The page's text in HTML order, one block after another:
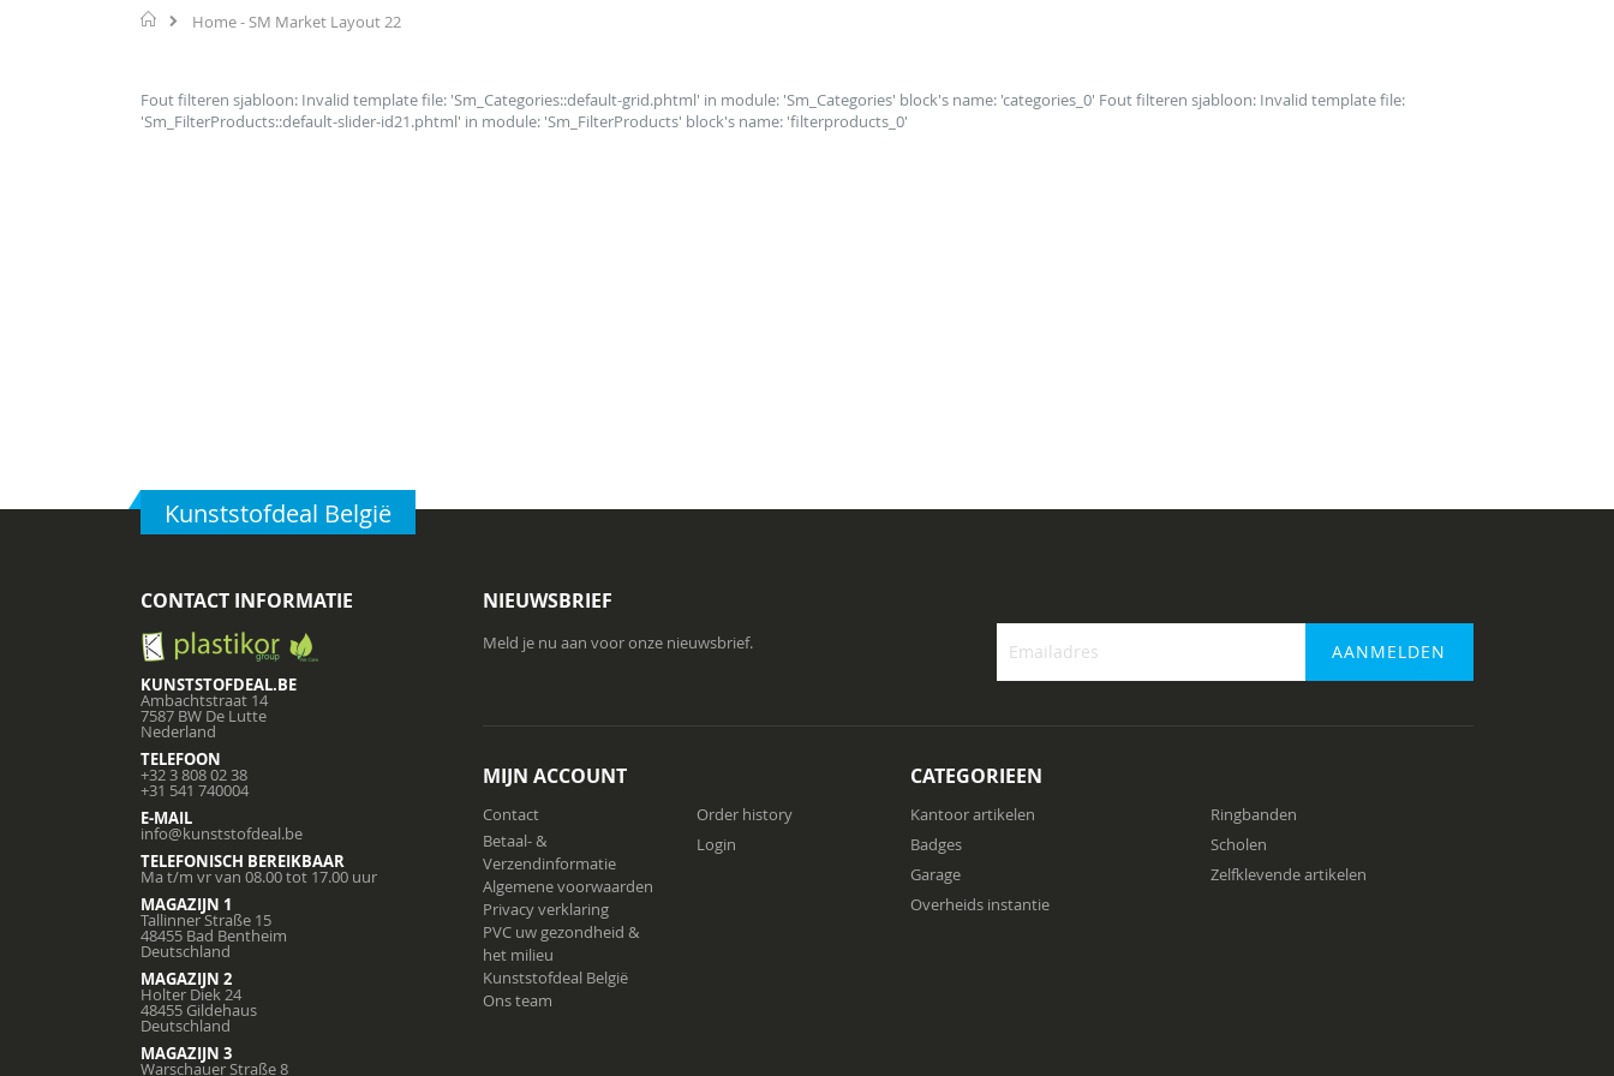
Home
Home - SM Market Layout 22
Fout filteren sjabloon: Invalid template file: 'Sm_Categories::default-grid.phtml' in module: 'Sm_Categories' block's name: 'categories_0' Fout filteren sjabloon: Invalid template file:
'Sm_FilterProducts::default-slider-id21.phtml' in module: 'Sm_FilterProducts' block's name: 'filterproducts_0'
Kunststofdeal België
CONTACT INFORMATIE
KUNSTSTOFDEAL.BE
Ambachtstraat 14
7587 BW De Lutte
Nederland
TELEFOON
+32 3 808 02 38
+31 541 740004
E-MAIL
info@kunststofdeal.be
TELEFONISCH BEREIKBAAR
Ma t/m vr van 08.00 tot 17.00 uur
MAGAZIJN 1
Tallinner Straße 15
48455 Bad Bentheim
Deutschland
MAGAZIJN 2
Holter Diek 24
48455 Gildehaus
Deutschland
MAGAZIJN 3
Warschauer Straße 8
NIEUWSBRIEF
Meld je nu aan voor onze nieuwsbrief.
nieuwsbrief
AANMELDEN
MIJN ACCOUNT
Contact
Betaal- &
Verzendinformatie
Algemene voorwaarden
Privacy verklaring
PVC uw gezondheid &
het milieu
Kunststofdeal België
Ons team
Order history
Login
CATEGORIEEN
Kantoor artikelen
Badges
Garage
Overheids instantie
Ringbanden
Scholen
Zelfklevende artikelen